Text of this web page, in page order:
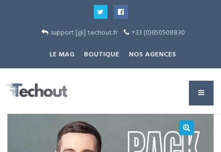
support [@] techout.fr
+33 (0)650508830
LE MAG
BOUTIQUE NOS AGENCES
🔍